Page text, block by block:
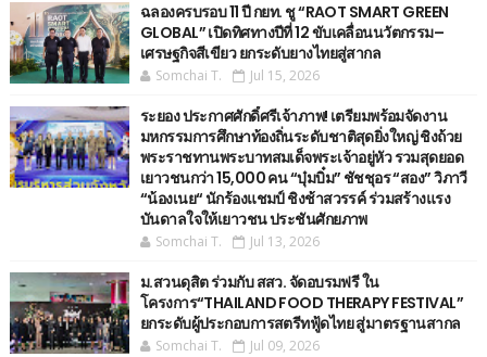
ฉลองครบรอบ 11 ปี กยท. ชู “RAOT SMART GREEN
GLOBAL” เปิดทิศทางปีที่ 12 ขับเคลื่อนนวัตกรรม–
เศรษฐกิจสีเขียว ยกระดับยางไทยสู่สากล
Somchai T. Jul 15, 2026
ระยอง ประกาศศักดิ์ศรีเจ้าภาพ! เตรียมพร้อมจัดงาน
มหกรรมการศึกษาท้องถิ่นระดับชาติสุดยิ่งใหญ่ ชิงถ้วย
พระราชทานพระบาทสมเด็จพระเจ้าอยู่หัว รวมสุดยอด
เยาวชนกว่า 15,000 คน “บุ๋มบิ๋ม” ชัชชุอร “สอง” วิภาวี
“น้องเนย“ นักร้องแชมป์ ชิงช้าสวรรค์ ร่วมสร้างแรง
บันดาลใจให้เยาวชน ประชันศักยภาพ
Somchai T. Jul 13, 2026
ม.สวนดุสิต ร่วมกับ สสว. จัดอบรมฟรี ใน
โครงการ“THAILAND FOOD THERAPY FESTIVAL”
ยกระดับผู้ประกอบการสตรีทฟู้ดไทย สู่มาตรฐานสากล
Somchai T. Jul 09, 2026